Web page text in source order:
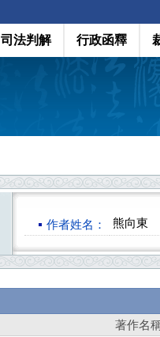
司法判解 行政函釋
作者姓名： 熊向東
著作名